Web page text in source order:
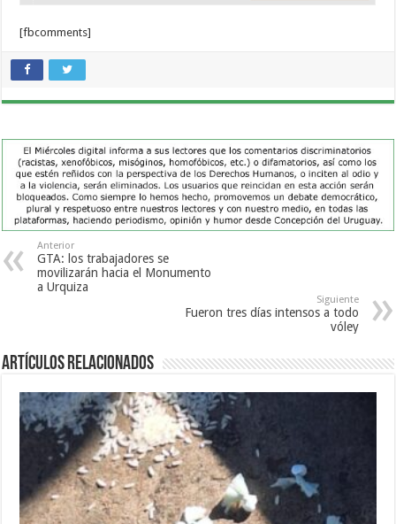
[fbcomments]
Anterior
GTA: los trabajadores se
movilizarán hacia el Monumento
a Urquiza
Siguiente
Fueron tres días intensos a todo
vóley
Artículos Relacionados